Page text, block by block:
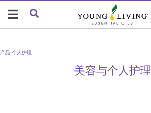
美容与个人护理
产品 个人护理